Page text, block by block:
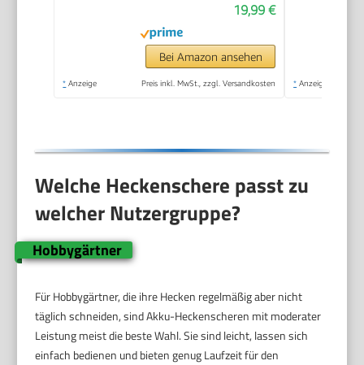
Klingen/antihaftbeschichtet/
Funktion,Professionell
Heckenschere
19,99 €
Bei Amazon ansehen
* Anzeige Preis inkl. MwSt., zzgl. Versandkosten * Anzeige
Welche Heckenschere passt zu
welcher Nutzergruppe?
Hobbygärtner
Für Hobbygärtner, die ihre Hecken regelmäßig aber nicht
täglich schneiden, sind Akku-Heckenscheren mit moderater
Leistung meist die beste Wahl. Sie sind leicht, lassen sich
einfach bedienen und bieten genug Laufzeit für den